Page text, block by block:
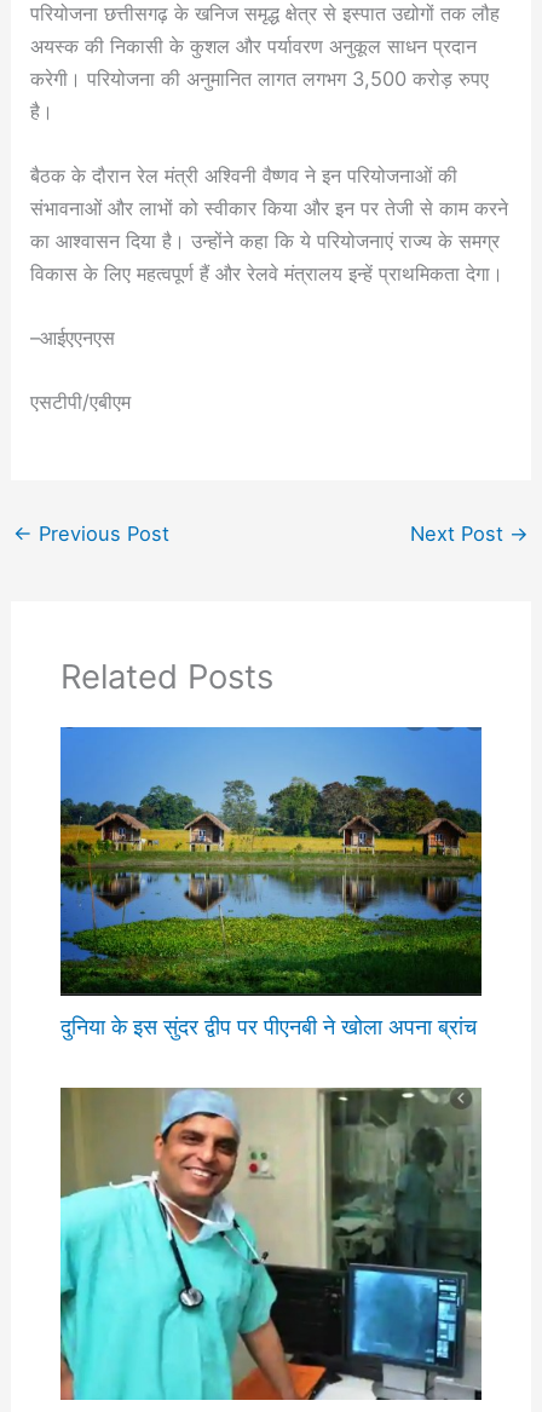
परियोजना छत्तीसगढ़ के खनिज समृद्ध क्षेत्र से इस्पात उद्योगों तक लौह
अयस्क की निकासी के कुशल और पर्यावरण अनुकूल साधन प्रदान
करेगी। परियोजना की अनुमानित लागत लगभग 3,500 करोड़ रुपए
है।
बैठक के दौरान रेल मंत्री अश्विनी वैष्णव ने इन परियोजनाओं की
संभावनाओं और लाभों को स्वीकार किया और इन पर तेजी से काम करने
का आश्वासन दिया है। उन्होंने कहा कि ये परियोजनाएं राज्य के समग्र
विकास के लिए महत्वपूर्ण हैं और रेलवे मंत्रालय इन्हें प्राथमिकता देगा।
–आईएएनएस
एसटीपी/एबीएम
← Previous Post Next Post →
Related Posts
दुनिया के इस सुंदर द्वीप पर पीएनबी ने खोला अपना ब्रांच